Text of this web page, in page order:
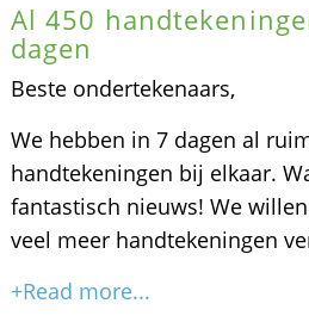
Al 450
dagen
Beste ondertekenaars,
We hebben in 7 dagen al
handtekeningen bij elkaar.
fantastisch nieuws! We
veel meer handtekeningen
+Read more...